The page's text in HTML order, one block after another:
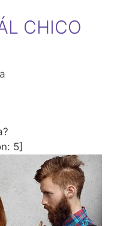
CHICO
5]